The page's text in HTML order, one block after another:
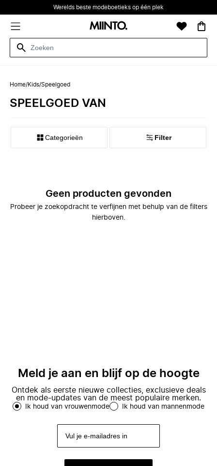
Werelds beste modeboetieks op één plek
Home/Kids/Speelgoed
SPEELGOED VAN
Categorieën Filter
Geen producten gevonden
Probeer je zoekopdracht te verfijnen met behulp van de filters
hierboven.
Meld je aan en blijf op de hoogte
Ontdek als eerste nieuwe collecties, exclusieve deals
en mode-updates van de meest populaire merken.
Ik houd van vrouwenmode Ik houd van mannenmode